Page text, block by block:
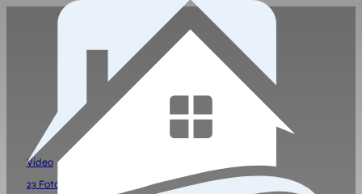
PISO EN LAS FLORES
195.000 €
Piso exterior de 2 habitaciones, salón, cocina
Vídeo
23 Fotos